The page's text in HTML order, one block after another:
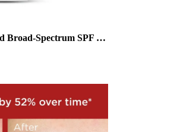
EltaMD UV Clear Tinted Broad-Spectrum SPF 46. (1.7oz tinted)